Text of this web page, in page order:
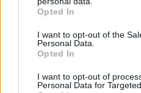
grant or deny consent to
use your data for below
consent section.
Opted In
I want to opt-out of the
Personal Data.
Opted In
I want to opt-out of
Personal Data for